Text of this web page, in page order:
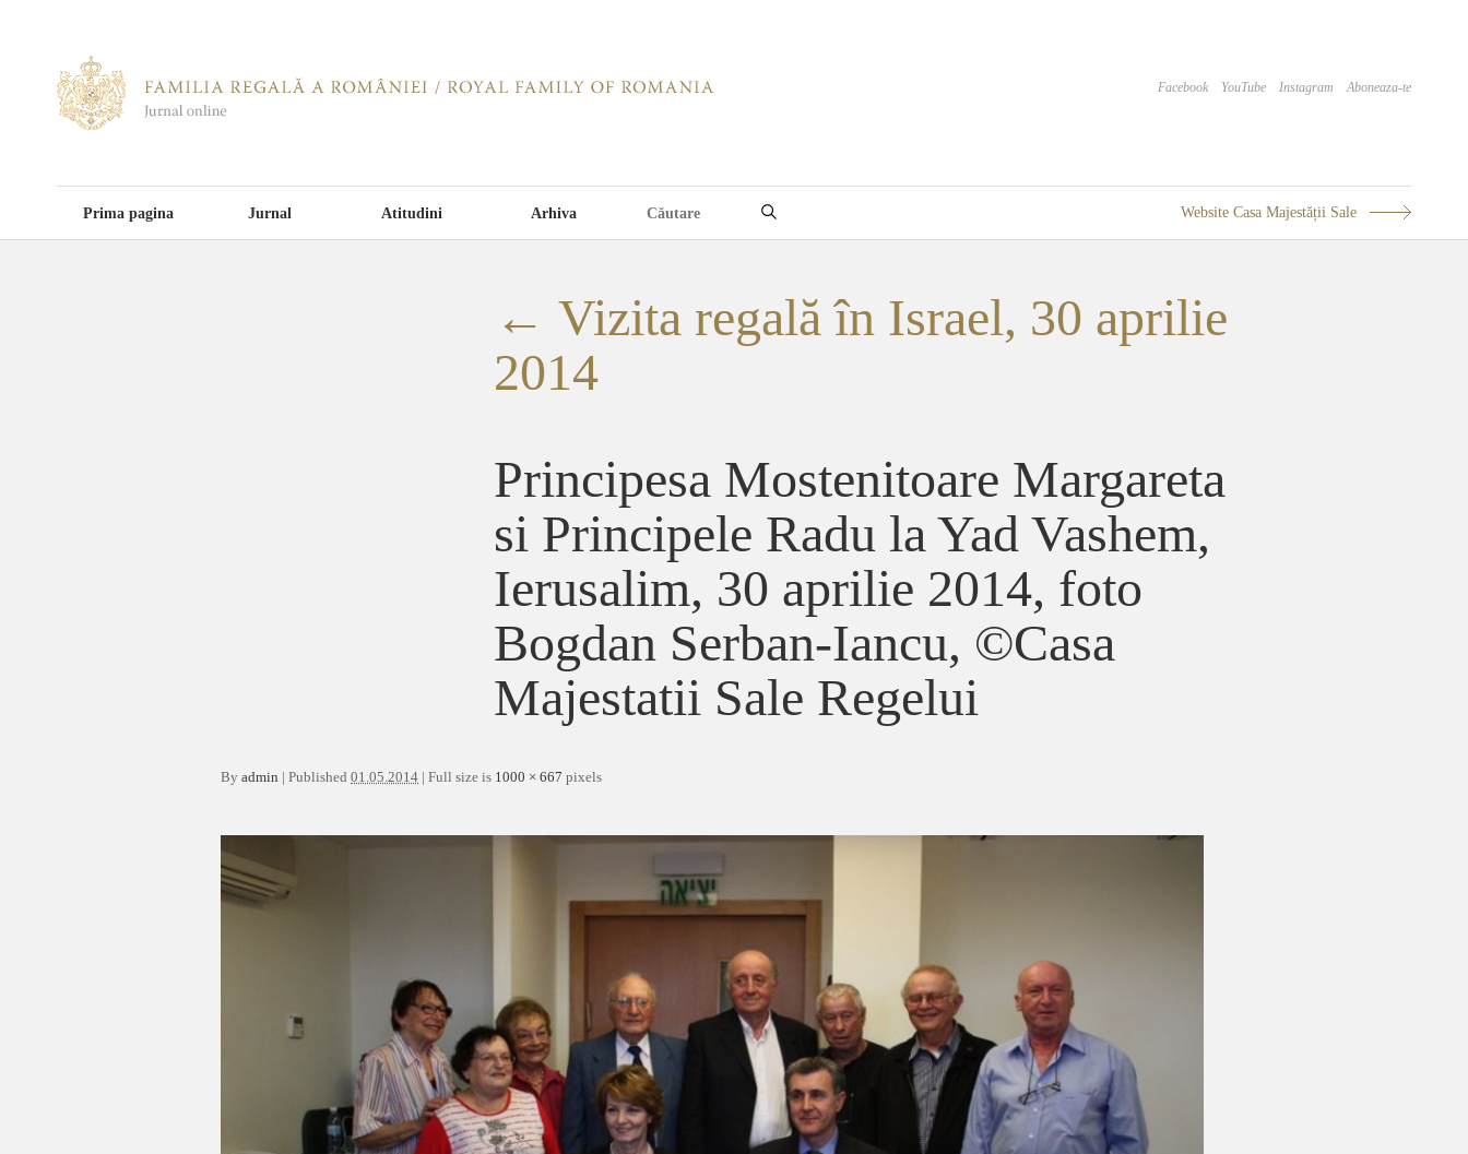
Facebook YouTube Instagram Aboneaza-te
Prima pagina Jurnal Atitudini Arhiva Website Casa Majestății Sale
← Vizita regală în Israel, 30 aprilie
2014
Principesa Mostenitoare Margareta
si Principele Radu la Yad Vashem,
Ierusalim, 30 aprilie 2014, foto
Bogdan Serban-Iancu, ©Casa
Majestatii Sale Regelui
By admin | Published 01.05.2014 | Full size is 1000 × 667 pixels